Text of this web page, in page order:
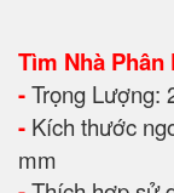
Tìm Nhà
-Trọng Lượng:
- Kích thước
mm